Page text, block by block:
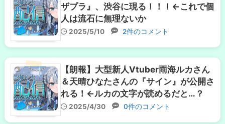
ザプラ』、渋谷に現る！！！←これで個
人は流石に無理ないか
2025/5/10 2件のコメント
【朗報】大型新人Vtuber雨海ルカさん
＆天晴ひなたさんの『サイン』が公開さ
れる！←ルカの文字が読めるだと…？
2025/4/30 0件のコメント